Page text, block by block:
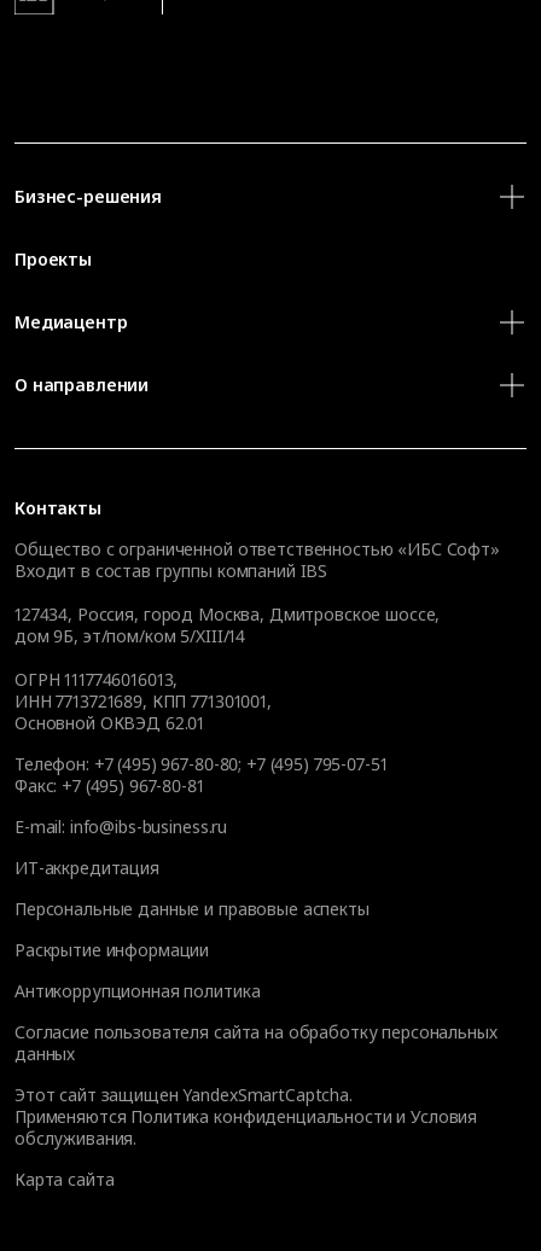
Контакты
Общество с ограниченной ответственностью «ИБС Софт»
Входит в состав группы компаний IBS
127434, Россия, город Москва, Дмитровское шоссе,
дом 9Б, эт/пом/ком 5/XIII/14
ОГРН 1117746016013,
ИНН 7713721689, КПП 771301001,
Основной ОКВЭД 62.01
Телефон: +7 (495) 967-80-80; +7 (495) 795-07-51
Факс: +7 (495) 967-80-81
E-mail: info@ibs-business.ru
ИТ-аккредитация
Персональные данные и правовые аспекты
Раскрытие информации
Антикоррупционная политика
Согласие пользователя сайта на обработку персональных
данных
Этот сайт защищен YandexSmartCaptcha.
Применяются Политика конфиденциальности иУсловия
обслуживания.
Карта сайта
Бизнес-решения
Проекты
Медиацентр
О направлении